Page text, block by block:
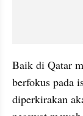
Baik di Qatar
berfokus pada
diperkirakan